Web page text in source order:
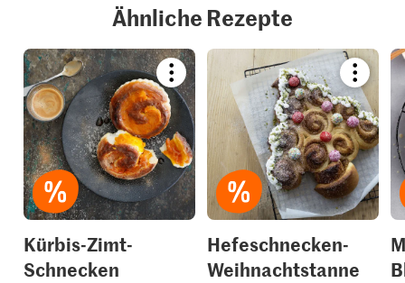
Ähnliche Rezepte
Bookmark
recipe
or
add
it
to
your
collections.
Kürbis-Zimt-
Schnecken
recipe
or
add
it
to
your
Hefeschnecken-
Weihnachtstanne